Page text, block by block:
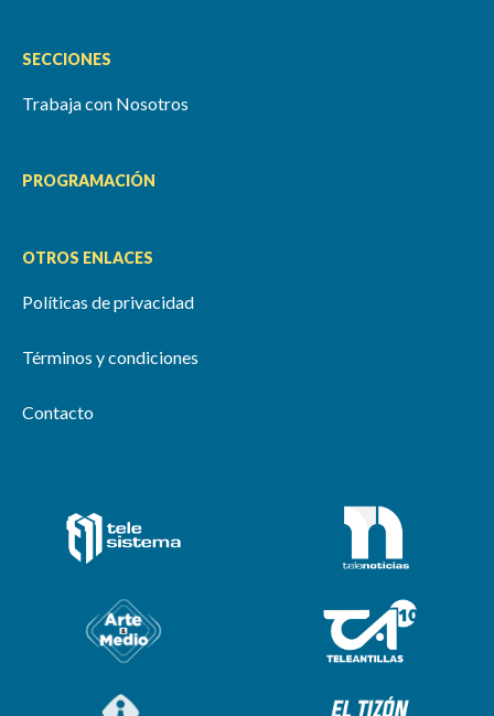
SECCIONES
Trabaja con Nosotros
PROGRAMACIÓN
OTROS ENLACES
Políticas de privacidad
Términos y condiciones
Contacto